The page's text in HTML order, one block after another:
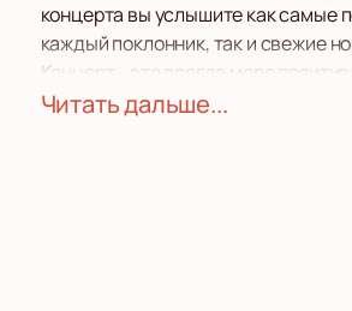
концерта вы услышите как самые
каждый поклонник, так и свежие
Концерт - это всегда море
ожидает яркое шоу, тонны
Читать дальше...